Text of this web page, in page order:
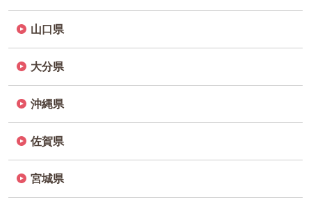
山口県
大分県
沖縄県
佐賀県
宮城県